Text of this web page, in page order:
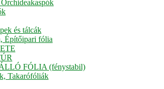
és tálcák
Építőipari fólia
FÓLIA (fénystabil)
Takarófóliák